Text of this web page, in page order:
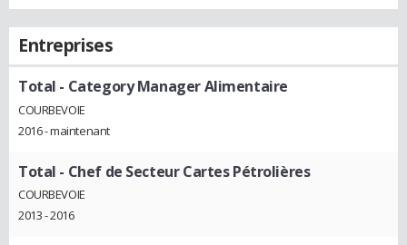
Entreprises
Total - Category Manager Alimentaire
COURBEVOIE
2016 - maintenant
Total - Chef de Secteur Cartes Pétrolières
COURBEVOIE
2013 - 2016